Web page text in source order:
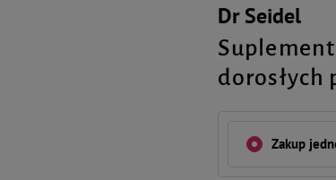
Dr Seidel
dorosłych
Zakup